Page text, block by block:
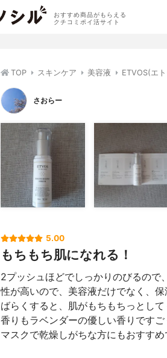
おすすめ商品がもらえる
クチコミポイ活サイト
TOP スキンケア 美容液 ETVOS(エ
さおらー
5.00
もちもち肌になれる！
2プッシュほどでしっかりのびるので
性が高いので、美容液だけでなく、
ばらくすると、肌がもちもちっとし
香りもラベンダーの優しい香りですご
マスクで乾燥しがちな方にもおすすめ